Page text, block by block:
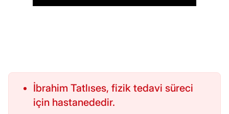
İbrahim Tatlıses, fizik tedavi süreci
için hastanededir.